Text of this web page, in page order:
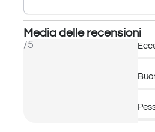
Media delle recensioni
/5